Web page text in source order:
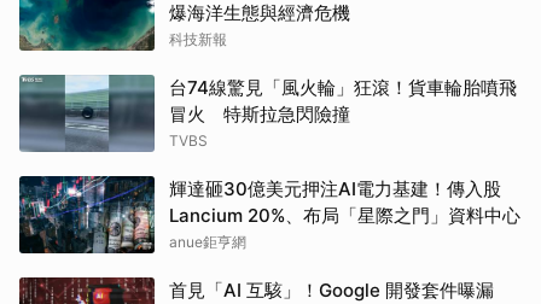
爆海洋生態與經濟危機
科技新報
台74線驚見「風火輪」狂滾！貨車輪胎噴飛
冒火 特斯拉急閃險撞
TVBS
輝達砸30億美元押注AI電力基建！傳入股
Lancium 20%、布局「星際之門」資料中心
anue鉅亨網
首見「AI 互駭」！Google 開發套件曝漏